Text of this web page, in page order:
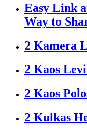
Easy Link
Way to
2 Kamera
2 Kaos
2 Kaos
2 Kulkas